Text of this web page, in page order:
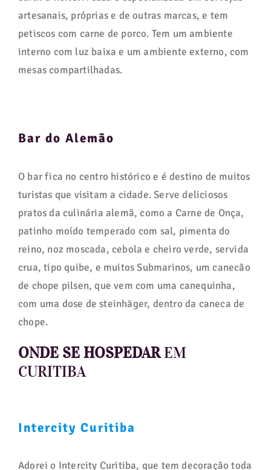
artesanais, próprias e de outras marcas, e tem
petiscos com carne de porco. Tem um ambiente
interno com luz baixa e um ambiente externo, com
mesas compartilhadas.
Bar do Alemão
O bar fica no centro histórico e é destino de muitos
turistas que visitam a cidade. Serve deliciosos
pratos da culinária alemã, como a Carne de Onça,
patinho moído temperado com sal, pimenta do
reino, noz moscada, cebola e cheiro verde, servida
crua, tipo quibe, e muitos Submarinos, um canecão
de chope pilsen, que vem com uma canequinha,
com uma dose de steinhäger, dentro da caneca de
chope.
ONDE SE HOSPEDAREM
CURITIBA
Intercity Curitiba
Adorei o Intercity Curitiba, que tem decoração toda